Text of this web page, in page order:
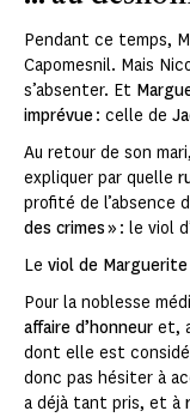
Pendant ce temps,
Capomesnil. Mais
s’absenter. Et
imprévue : celle de
Au retour de son
expliquer par quelle
profité de l’absence
des crimes » : le viol
Le viol de Marguerite
Pour la noblesse
affaire d’honneur et,
dont elle est
donc pas hésiter à
a déjà tant pris, et à